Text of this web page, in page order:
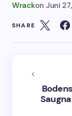
Wrackon Juni
SHARE